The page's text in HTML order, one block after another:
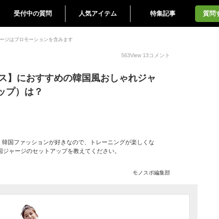
受付中の質問 人気アイテム 特集記事 質問
ジはプロモーションを含みます
563View 13コメント
】におすすめの韓国風おしゃれジャ
プ）は？
国ファッションが好きなので、トレーニングが楽しくな
ャージのセットアップを教えてください。
モノスポ編集部